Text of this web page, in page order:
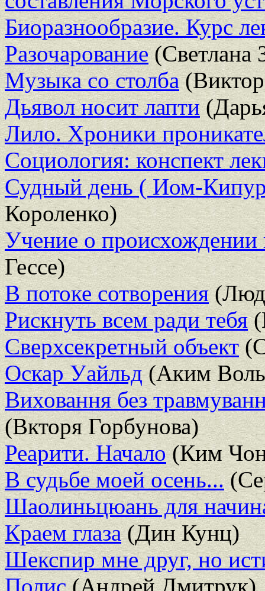
Биоразнообразие. Курс
Разочарование(Светлана
Музыка со столба
Дьявол носит лапти
Лило. Хроники
Социология: конспект
Судный день ( Иом-
Короленко)
Учение о происхождении
Гессе)
В потоке сотворения
Рискнуть всем ради тебя
Сверхсекретный объект
Оскар Уайльд(Аким
Виховання без
(Вкторя Горбунова)
Реарити. Начало(Ким
В судьбе моей осень...
Шаолиньцюань для
Краем глаза(Дин Кунц)
Шекспир мне друг, но
Полис(Андрей Дмитрук)